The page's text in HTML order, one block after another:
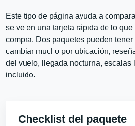
Este tipo de página ayuda a
se ve en una tarjeta rápida de lo que
compra. Dos paquetes pueden
cambiar mucho por ubicación,
del vuelo, llegada nocturna, escalas
incluido.
Checklist del paquete